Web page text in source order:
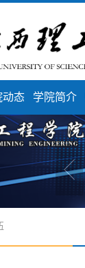
动态 学院简介